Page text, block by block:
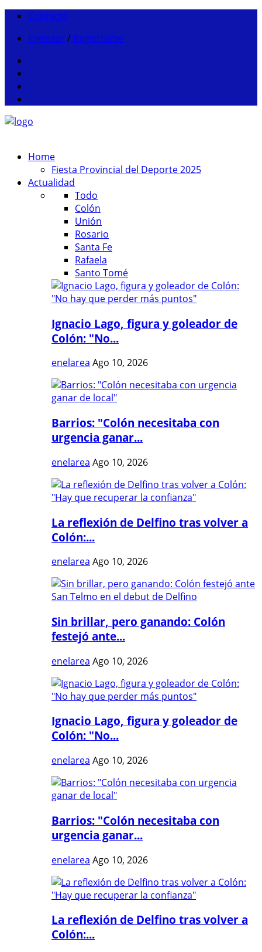
Contacto
Ingresar / Registrarse
Home
Fiesta Provincial del Deporte 2025
Actualidad
Todo
Colón
Unión
Rosario
Santa Fe
Rafaela
Santo Tomé
Ignacio Lago, figura y goleador de
Colón: "No...
enelarea Ago 10, 2026
Barrios: "Colón necesitaba con
urgencia ganar...
enelarea Ago 10, 2026
La reflexión de Delfino tras volver a
Colón:...
enelarea Ago 10, 2026
Sin brillar, pero ganando: Colón
festejó ante...
enelarea Ago 10, 2026
Ignacio Lago, figura y goleador de
Colón: "No...
enelarea Ago 10, 2026
Barrios: "Colón necesitaba con
urgencia ganar...
enelarea Ago 10, 2026
La reflexión de Delfino tras volver a
Colón:...